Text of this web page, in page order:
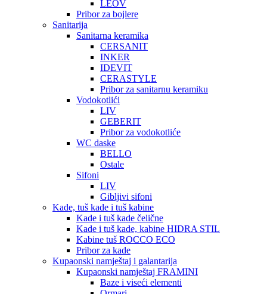
LEOV
Pribor za bojlere
Sanitarija
Sanitarna keramika
CERSANIT
INKER
IDEVIT
CERASTYLE
Pribor za sanitarnu keramiku
Vodokotlići
LIV
GEBERIT
Pribor za vodokotliće
WC daske
BELLO
Ostale
Sifoni
LIV
Gibljivi sifoni
Kade, tuš kade i tuš kabine
Kade i tuš kade čelične
Kade i tuš kade, kabine HIDRA STIL
Kabine tuš ROCCO ECO
Pribor za kade
Kupaonski namještaj i galantarija
Kupaonski namještaj FRAMINI
Baze i viseći elementi